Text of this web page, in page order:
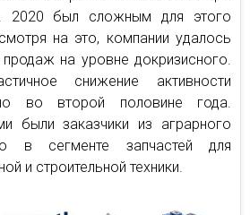
2020 был сложным для этого
на это, компании удалось
на уровне докризисного.
снижение активности
во второй половине года.
были заказчики из аграрного
в сегменте запчастей для
и строительной техники.